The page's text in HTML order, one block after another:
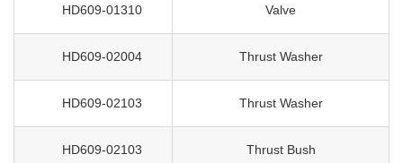
HD609-01310 Valve
HD609-02004 Thrust Washer
HD609-02103 Thrust Washer
HD609-02103 Thrust Bush